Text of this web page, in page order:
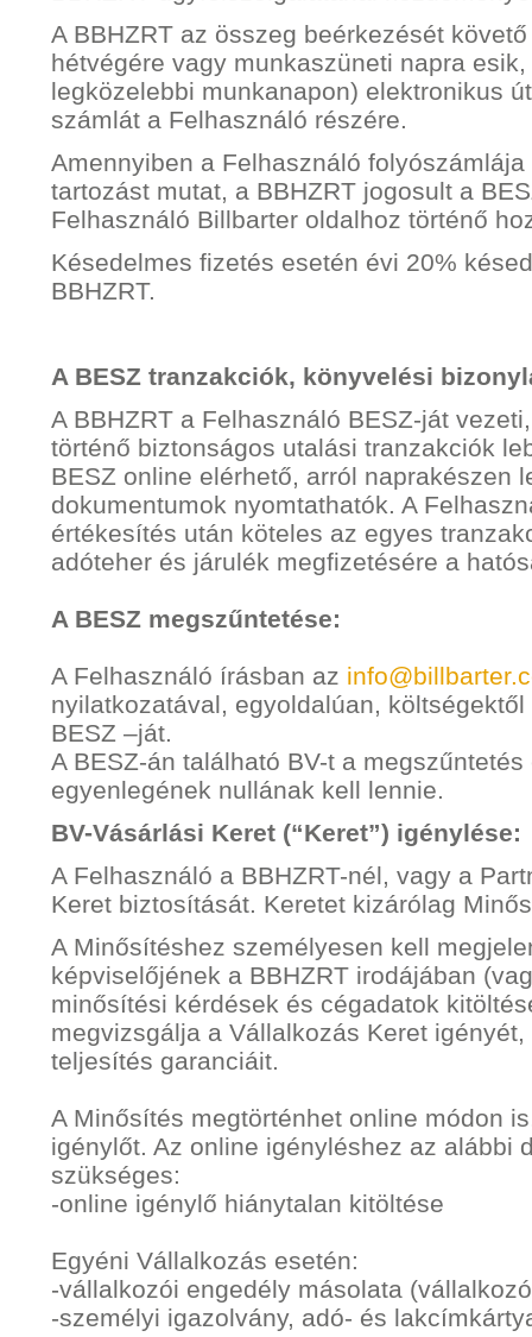
A BBHZRT az összeg beérkezését
hétvégére vagy munkaszüneti napra
legközelebbi munkanapon) elektronikus
számlát a Felhasználó részére.
Amennyiben a Felhasználó
tartozást mutat, a BBHZRT jogosult a
Felhasználó Billbarter oldalhoz történő
Késedelmes fizetés esetén évi 20%
BBHZRT.
A BESZ tranzakciók, könyvelési
A BBHZRT a Felhasználó BESZ-ját
történő biztonságos utalási tranzakciók
BESZ online elérhető, arról naprakészen
dokumentumok nyomtathatók. A
értékesítés után köteles az egyes
adóteher és járulék megfizetésére a
A BESZ megszűntetése:
A Felhasználó írásban az
nyilatkozatával, egyoldalúan,
BESZ –ját.
A BESZ-án található BV-t a
egyenlegének nullának kell lennie.
BV-Vásárlási Keret (“Keret”) igénylése:
A Felhasználó a BBHZRT-nél, vagy a
Keret biztosítását. Keretet kizárólag
A Minősítéshez személyesen kell
képviselőjének a BBHZRT irodájában
minősítési kérdések és cégadatok
megvizsgálja a Vállalkozás Keret
teljesítés garanciáit.
A Minősítés megtörténhet online módon
igénylőt. Az online igényléshez az alábbi
szükséges:
-online igénylő hiánytalan kitöltése
Egyéni Vállalkozás esetén:
-vállalkozói engedély másolata
-személyi igazolvány, adó- és